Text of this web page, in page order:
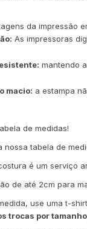
da impressão
As impressoras
mantendo
macio: a estampa
de medidas!
nossa tabela de
é um serviço
de até 2cm para
use uma t-
trocas por tamanho